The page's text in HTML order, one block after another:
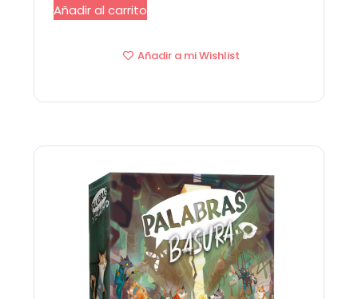
Añadir al carrito
Añadir a mi Wishlist